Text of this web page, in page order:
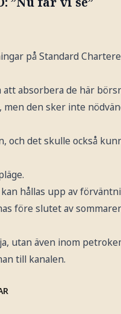
på Standard
absorbera de här
den sker inte
och det skulle också
hållas upp av
före slutet av
utan även inom
till kanalen.